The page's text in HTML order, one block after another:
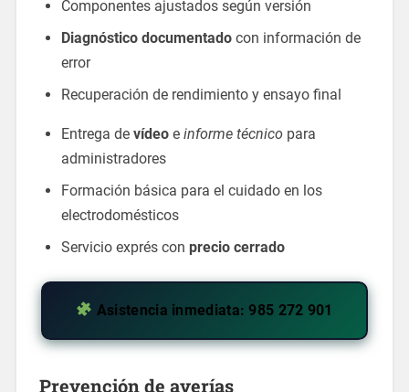
Componentes ajustados según versión
Diagnóstico documentadocon información de
error
Recuperación de rendimiento y ensayo final
Entrega de vídeoe informe técnico para
administradores
Formación básica para el cuidado en los
electrodomésticos
Servicio exprés con precio cerrado
Asistencia inmediata: 985 272 901
Prevenciónde averías